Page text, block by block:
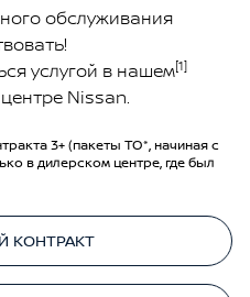
обслуживания
услугой в нашем[1]
Nissan.
3+ (пакеты ТО*, начиная с
в дилерском центре, где был
КОНТРАКТ